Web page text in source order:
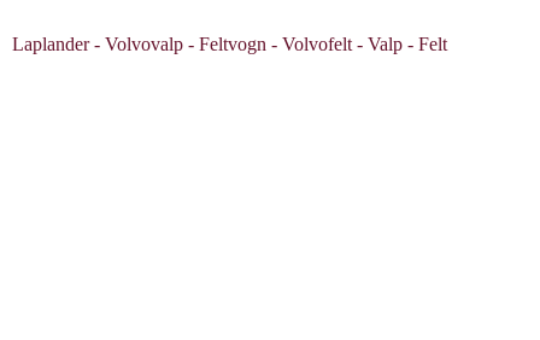
Laplander - Volvovalp - Feltvogn - Volvofelt - Valp - Felt